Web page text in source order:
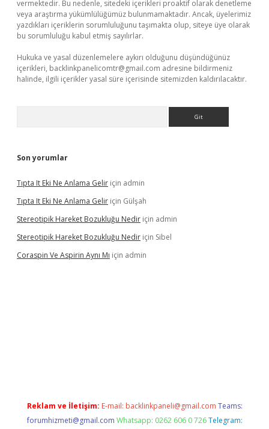
vermektedir. Bu nedenle, sitedeki içerikleri proaktif olarak denetleme
veya araştırma yükümlülüğümüz bulunmamaktadır. Ancak, üyelerimiz
yazdıkları içeriklerin sorumluluğunu taşımakta olup, siteye üye olarak
bu sorumluluğu kabul etmiş sayılırlar.
Hukuka ve yasal düzenlemelere aykırı olduğunu düşündüğünüz
içerikleri, backlinkpanelicomtr@gmail.com adresine bildirmeniz
halinde, ilgili içerikler yasal süre içerisinde sitemizden kaldırılacaktır.
Son yorumlar
Tıpta It Eki Ne Anlama Gelir için admin
Tıpta It Eki Ne Anlama Gelir için Gülşah
Stereotipik Hareket Bozukluğu Nedir için admin
Stereotipik Hareket Bozukluğu Nedir için Sibel
Coraspin Ve Aspirin Aynı Mı için admin
Reklam ve İletişim: E-mail: backlinkpaneli@gmail.com Teams:
forumhizmeti@gmail.com Whatsapp: 0262 606 0 726 Telegram: